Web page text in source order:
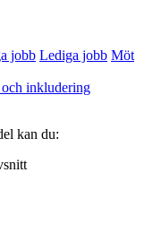
jobb Lediga jobb Möt
inkludering
kan du: